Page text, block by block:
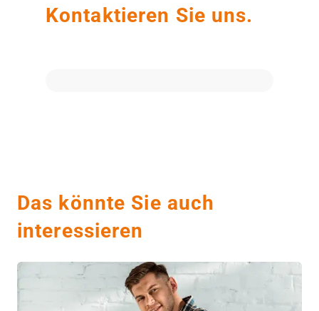
Kontaktieren Sie uns.
Das könnte Sie auch
interessieren